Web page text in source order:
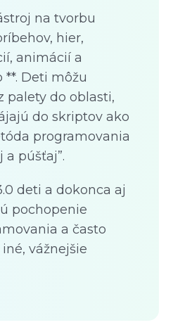
na tvorbu
hier,
animácií a
Deti môžu
palety do oblasti,
do skriptov ako
programovania
a púšťaj”.
deti a dokonca aj
pochopenie
a často
vážnejšie